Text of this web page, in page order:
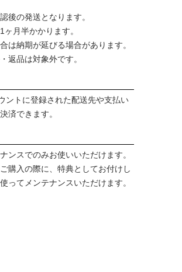
後の発送となります。
ヶ月半かかります。
は納期が延びる場合があります。
返品は対象外です。
ントに登録された配送先や支払い
済できます。
ンスでのみお使いいただけます。
購入の際に、特典としてお付けし
ってメンテナンスいただけます。